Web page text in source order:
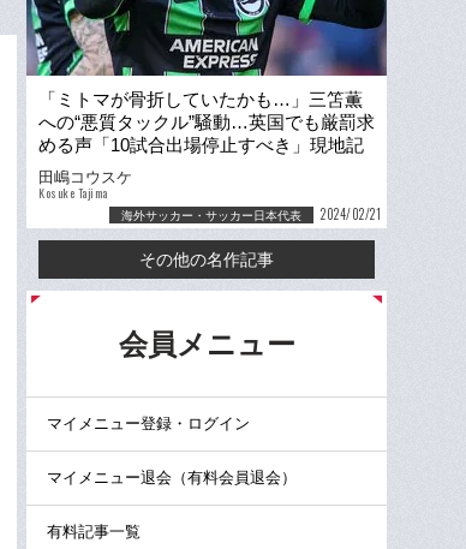
「ミトマが骨折していたかも…」三笘薫
への“悪質タックル”騒動…英国でも厳罰求
める声「10試合出場停止すべき」現地記
者が取材した“その後”
田嶋コウスケ
Kosuke Tajima
海外サッカー・サッカー日本代表 2024/02/21
その他の名作記事
会員メニュー
マイメニュー登録・ログイン
マイメニュー退会（有料会員退会）
有料記事一覧